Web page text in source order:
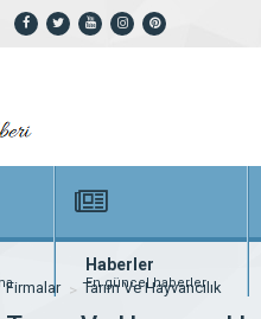
Haberler
En güncel haberler
Firmalar Tarım Ve Hayvancılık